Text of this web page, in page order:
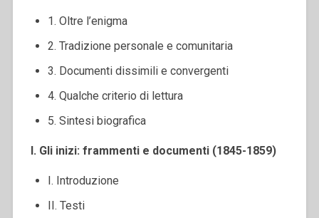
1. Oltre l’enigma
2. Tradizione personale e comunitaria
3. Documenti dissimili e convergenti
4. Qualche criterio di lettura
5. Sintesi biografica
I. Gli inizi: frammenti e documenti (1845-1859)
I. Introduzione
II. Testi